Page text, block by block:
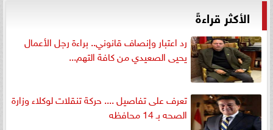
الأكثر قراءةً
رد اعتبار وإنصاف قانوني.. براءة رجل الأعمال
يحيى الصعيدي من كافة التهم...
تعرف على تفاصيل .... حركة تنقلات لوكلاء وزارة
الصحه بـ 14 محافظه